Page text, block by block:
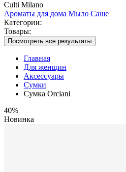
Culti Milano
Ароматы для дома Мыло Саше
Категории:
Товары:
Посмотреть все результаты
Главная
Для женщин
Аксессуары
Сумки
Сумка Orciani
40%
Новинка